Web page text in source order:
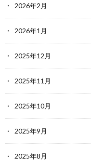
2026年2月
2026年1月
2025年12月
2025年11月
2025年10月
2025年9月
2025年8月